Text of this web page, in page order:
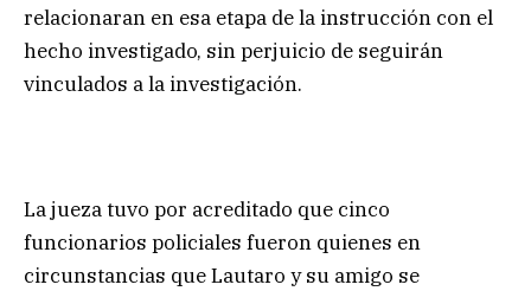
relacionaran en esa etapa de la instrucción con el
hecho investigado, sin perjuicio de seguirán
vinculados a la investigación.
La jueza tuvo por acreditado que cinco
funcionarios policiales fueron quienes en
circunstancias que Lautaro y su amigo se